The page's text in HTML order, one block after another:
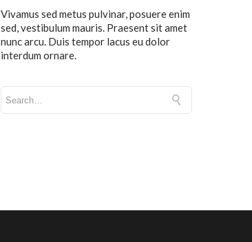
Vivamus sed metus pulvinar, posuere enim
sed, vestibulum mauris. Praesent sit amet
nunc arcu. Duis tempor lacus eu dolor
interdum ornare.